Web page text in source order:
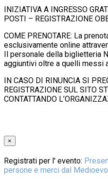
INIZIATIVA A INGRESSO
POSTI – REGISTRAZIONE
COME PRENOTARE: La
esclusivamente online
Il personale della biglietteria
aggiuntivi oltre a quelli messi
IN CASO DI RINUNCIA SI
REGISTRAZIONE SUL SITO
CONTATTANDO
×
Registrati per l' evento:
persone e merci dal Medioevo